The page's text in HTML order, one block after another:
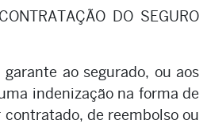
DO SEGURO
garante ao segurado, ou aos
indenização na forma de
contratado, de reembolso ou